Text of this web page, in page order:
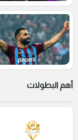
أهم البطولات